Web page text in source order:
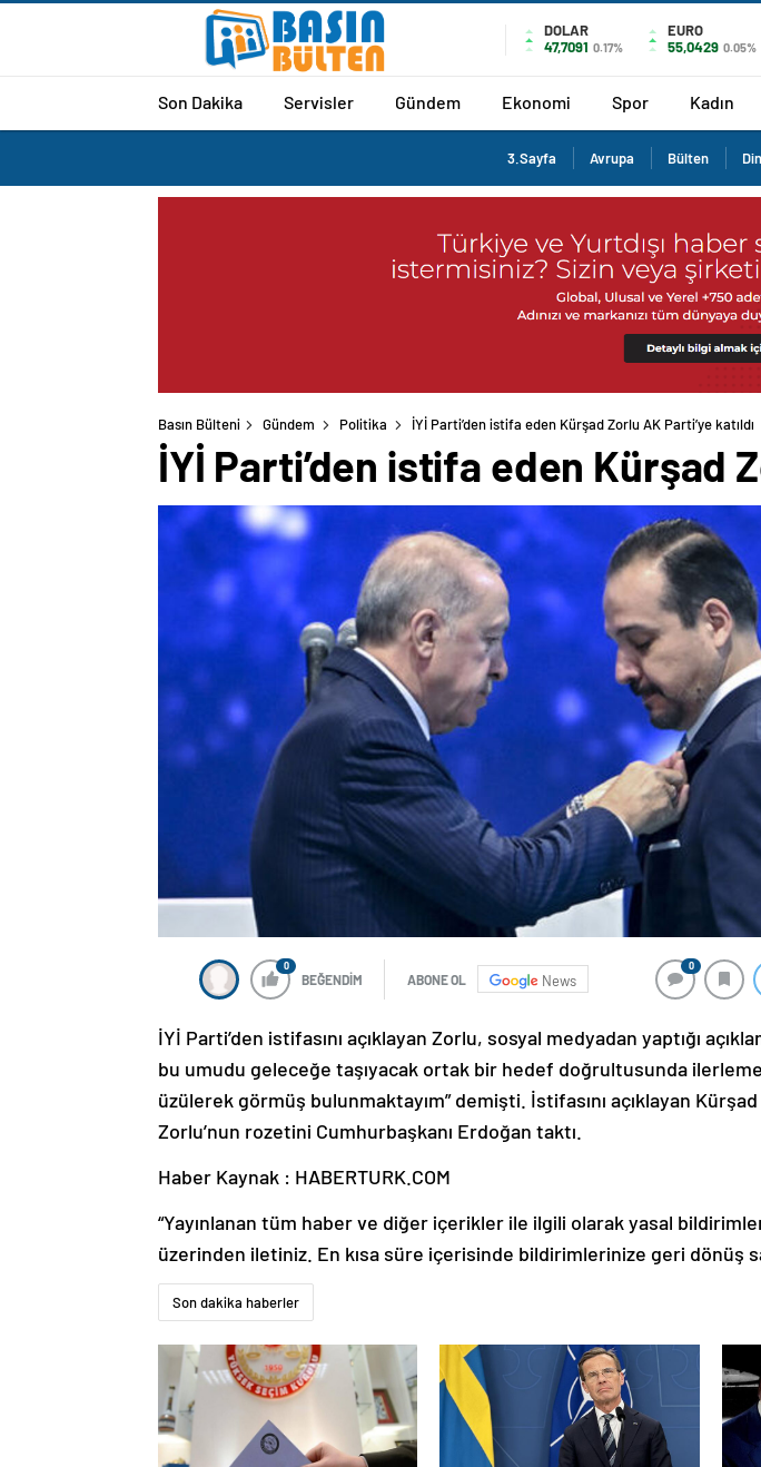
DOLAR
47,7091 0.17%
EURO
55,0429 0.05%
Son Dakika Servisler Gündem Ekonomi Spor Kadın
3.Sayfa Avrupa Bülten Din
Basın Bülteni Gündem Politika İYİ Parti’den istifa eden Kürşad Zorlu AK Parti’ye katıldı
İYİ Parti’den istifa eden Kürşad
0
BEĞENDİM ABONE OL News
0
İYİ Parti’den istifasını açıklayan Zorlu, sosyal medyadan yaptığı
bu umudu geleceğe taşıyacak ortak bir hedef doğrultusunda
üzülerek görmüş bulunmaktayım” demişti. İstifasını açıklayan Kürşad
Zorlu’nun rozetini Cumhurbaşkanı Erdoğan taktı.
Haber Kaynak : HABERTURK.COM
“Yayınlanan tüm haber ve diğer içerikler ile ilgili olarak yasal
üzerinden iletiniz. En kısa süre içerisinde bildirimlerinize geri dönüş
Son dakika haberler